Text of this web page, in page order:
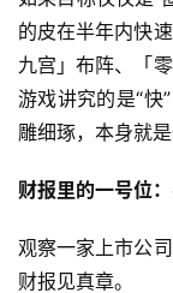
的皮在半年内快
九宫」布阵、「
游戏讲究的是“快
雕细琢，本身就
财报里的一号位
观察一家上市公
财报见真章。